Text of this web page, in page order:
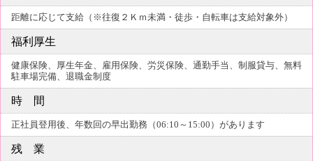
距離に応じて支給（※往復２Ｋｍ未満・徒歩・自転車は支給対象外）
福利厚生
健康保険、厚生年金、雇用保険、労災保険、通勤手当、制服貸与、無料
駐車場完備、退職金制度
時 間
正社員登用後、年数回の早出勤務（06:10～15:00）があります
残 業